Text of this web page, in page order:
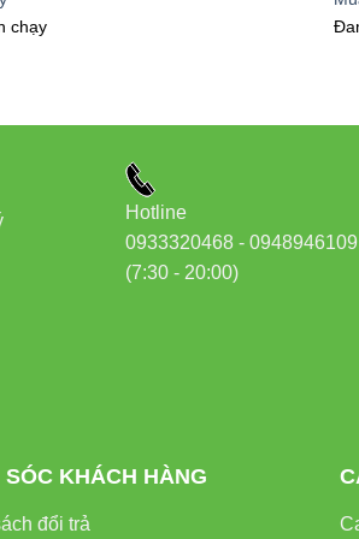
cho các khu vực không có điện
ĐÈN CHIẾU PHA NĂNG
chạy
Hotline
0933320468 -
(7:30 - 20:00)
SÓC KHÁCH HÀNG
đổi trả